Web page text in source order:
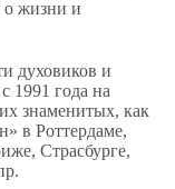
о жизни и
духовиков и
1991 года на
знаменитых, как
в Роттердаме,
Страсбурге,